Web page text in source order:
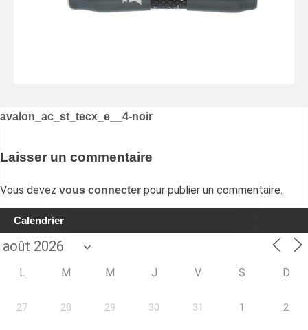
Navigation
l’article
avalon_ac_st_tecx_e__4-noir
Laisser un commentaire
Vous devez vous connecter pour publier un commentaire.
Calendrier
L M M J V S D
27 28 29 30 31 1 2